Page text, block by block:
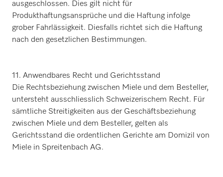
ausgeschlossen. Dies gilt nicht für
Produkthaftungsansprüche und die Haftung infolge
grober Fahrlässigkeit. Diesfalls richtet sich die Haftung
nach den gesetzlichen Bestimmungen.
11. Anwendbares Recht und Gerichtsstand
Die Rechtsbeziehung zwischen Miele und dem Besteller,
untersteht ausschliesslich Schweizerischem Recht. Für
sämtliche Streitigkeiten aus der Geschäftsbeziehung
zwischen Miele und dem Besteller, gelten als
Gerichtsstand die ordentlichen Gerichte am Domizil von
Miele in Spreitenbach AG.